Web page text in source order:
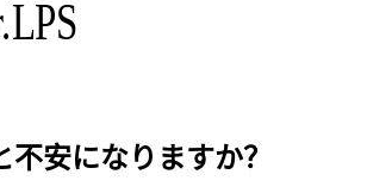
不安になりますか？